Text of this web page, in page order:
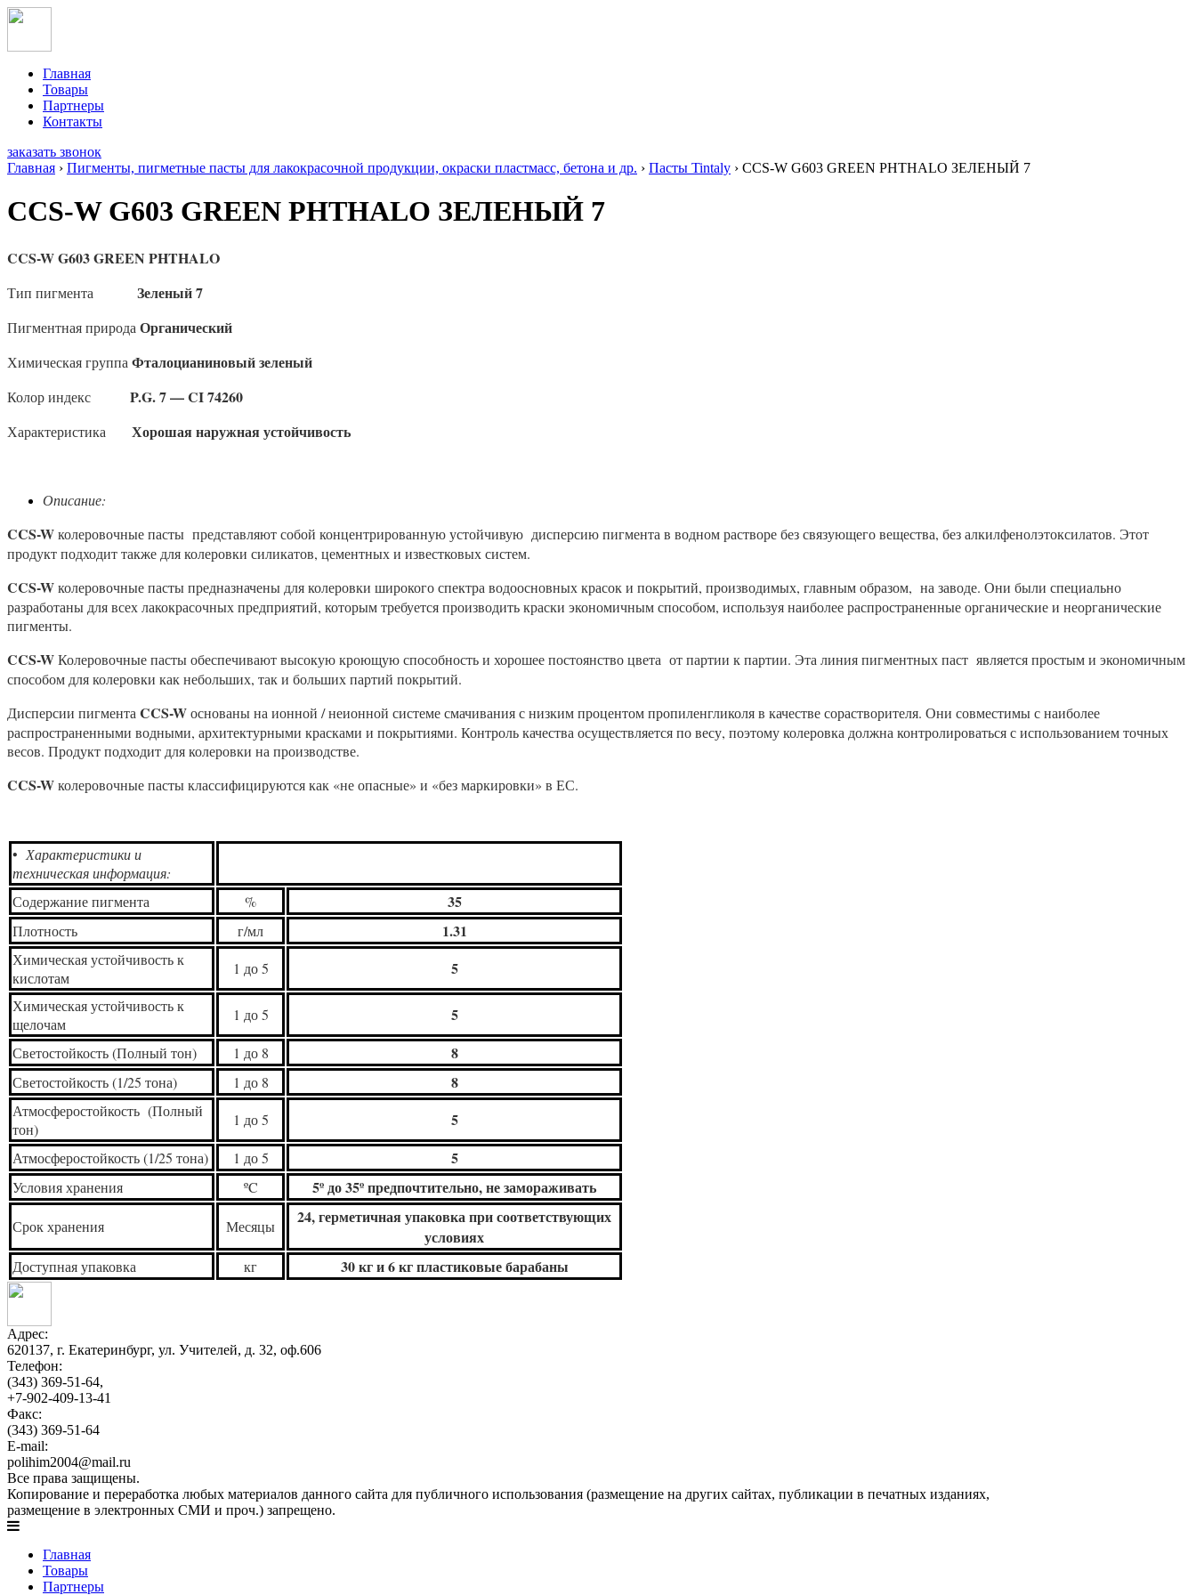
Главная
Товары
Партнеры
Контакты
заказать звонок
Главная › Пигменты, пигметные пасты для лакокрасочной продукции, окраски пластмасс, бетона и др. › Пасты Tintaly › CCS-W G603 GREEN PHTHALO ЗЕЛЕНЫЙ 7
CCS-W G603 GREEN PHTHALO ЗЕЛЕНЫЙ 7
CCS-WG603GREEN PHTHALO
Тип пигмента Зеленый 7
Пигментная природа Органический
Химическая группа Фталоцианиновый зеленый
Колор индекс P.G.7 —CI74260
Характеристика Хорошая наружная устойчивость
Описание:
CCS-Wколеровочные пасты представляют собой концентрированную устойчивую дисперсию пигмента в водном растворе без связующего вещества, без алкилфенолэтоксилатов. Этот
продукт подходит также для колеровки силикатов, цементных и известковых систем.
CCS-Wколеровочные пасты предназначены для колеровки широкого спектра водоосновных красок и покрытий, производимых, главным образом, на заводе. Они были специально
разработаны для всех лакокрасочных предприятий, которым требуется производить краски экономичным способом, используя наиболее распространенные органические и неорганические
пигменты.
CCS-WКолеровочные пасты обеспечивают высокую кроющую способность и хорошее постоянство цвета от партии к партии. Эта линия пигментных паст является простым и экономичным
способом для колеровки как небольших, так и больших партий покрытий.
Дисперсии пигмента CCS-Wоснованы на ионной / неионной системе смачивания с низким процентом пропиленгликоля в качестве сорастворителя. Они совместимы с наиболее
распространенными водными, архитектурными красками и покрытиями. Контроль качества осуществляется по весу, поэтому колеровка должна контролироваться с использованием точных
весов. Продукт подходит для колеровки на производстве.
CCS-Wколеровочные пасты классифицируются как «не опасные» и «без маркировки» в ЕС.
• Характеристики и
техническая информация:
Содержание пигмента
% 35
Плотность г/мл 1.31
Химическая устойчивость к
кислотам
1 до 5 5
Химическая устойчивость к
щелочам
1 до 5 5
Светостойкость (Полный тон) 1 до 8 8
Светостойкость (1/25 тона) 1 до 8 8
Атмосферостойкость (Полный
тон)
1 до 5 5
Атмосферостойкость (1/25 тона) 1 до 5 5
Условия хранения ºC 5º до 35º предпочтительно, не замораживать
Срок хранения Месяцы
24, герметичная упаковка при соответствующих
условиях
Доступная упаковка кг 30 кг и 6 кг пластиковые барабаны
Адрес:
620137, г. Екатеринбург, ул. Учителей, д. 32, оф.606
Телефон:
(343) 369-51-64,
+7-902-409-13-41
Факс:
(343) 369-51-64
E-mail:
polihim2004@mail.ru
Все права защищены.
Копирование и переработка любых материалов данного сайта для публичного использования (размещение на других сайтах, публикации в печатных изданиях,
размещение в электронных СМИ и проч.) запрещено.
Главная
Товары
Партнеры